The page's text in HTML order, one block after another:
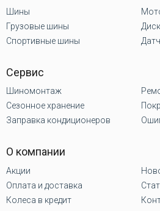
Шины
Грузовые шины
Спортивные шины
Сервис
Шиномонтаж
Сезонное хранение
Заправка кондиционеров
О компании
Акции
Оплата и доставка
Колеса в кредит